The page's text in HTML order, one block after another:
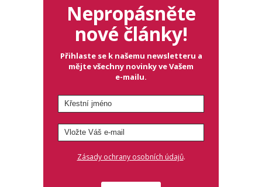
Nepropásněte
nové články!
Přihlaste se k našemu newsletteru a
mějte všechny novinky ve Vašem
e-mailu.
Zásady ochrany osobních údajů.